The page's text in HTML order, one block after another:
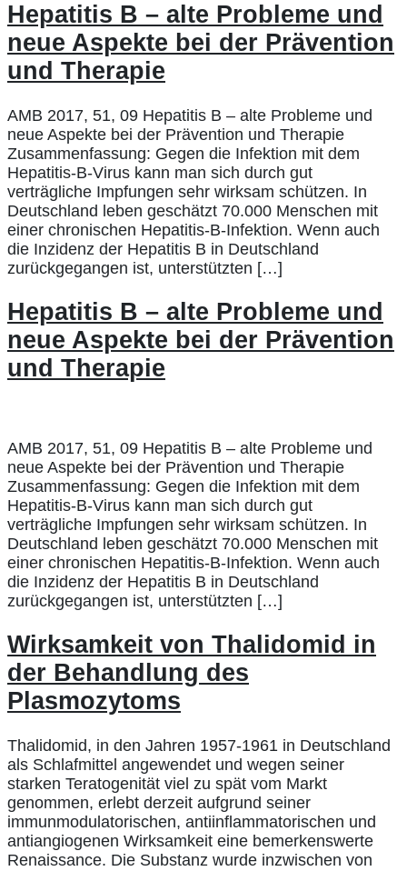
Hepatitis B – alte Probleme und
neue Aspekte bei der Prävention
und Therapie
AMB 2017, 51, 09 Hepatitis B – alte Probleme und
neue Aspekte bei der Prävention und Therapie
Zusammenfassung: Gegen die Infektion mit dem
Hepatitis-B-Virus kann man sich durch gut
verträgliche Impfungen sehr wirksam schützen. In
Deutschland leben geschätzt 70.000 Menschen mit
einer chronischen Hepatitis-B-Infektion. Wenn auch
die Inzidenz der Hepatitis B in Deutschland
zurückgegangen ist, unterstützten […]
Hepatitis B – alte Probleme und
neue Aspekte bei der Prävention
und Therapie
AMB 2017, 51, 09 Hepatitis B – alte Probleme und
neue Aspekte bei der Prävention und Therapie
Zusammenfassung: Gegen die Infektion mit dem
Hepatitis-B-Virus kann man sich durch gut
verträgliche Impfungen sehr wirksam schützen. In
Deutschland leben geschätzt 70.000 Menschen mit
einer chronischen Hepatitis-B-Infektion. Wenn auch
die Inzidenz der Hepatitis B in Deutschland
zurückgegangen ist, unterstützten […]
Wirksamkeit von Thalidomid in
der Behandlung des
Plasmozytoms
Thalidomid, in den Jahren 1957-1961 in Deutschland
als Schlafmittel angewendet und wegen seiner
starken Teratogenität viel zu spät vom Markt
genommen, erlebt derzeit aufgrund seiner
immunmodulatorischen, antiinflammatorischen und
antiangiogenen Wirksamkeit eine bemerkenswerte
Renaissance. Die Substanz wurde inzwischen von